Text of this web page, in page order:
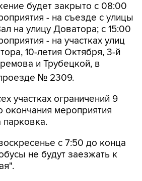
будет закрыто с 08:00
- на съезде с улицы
на улицу Доватора; с 15:00
- на участках улиц
10-летия Октября, 3-й
и Трубецкой, в
№ 2309.
участках ограничений 9
окончания мероприятия
с 7:50 до конца
не будут заезжать к